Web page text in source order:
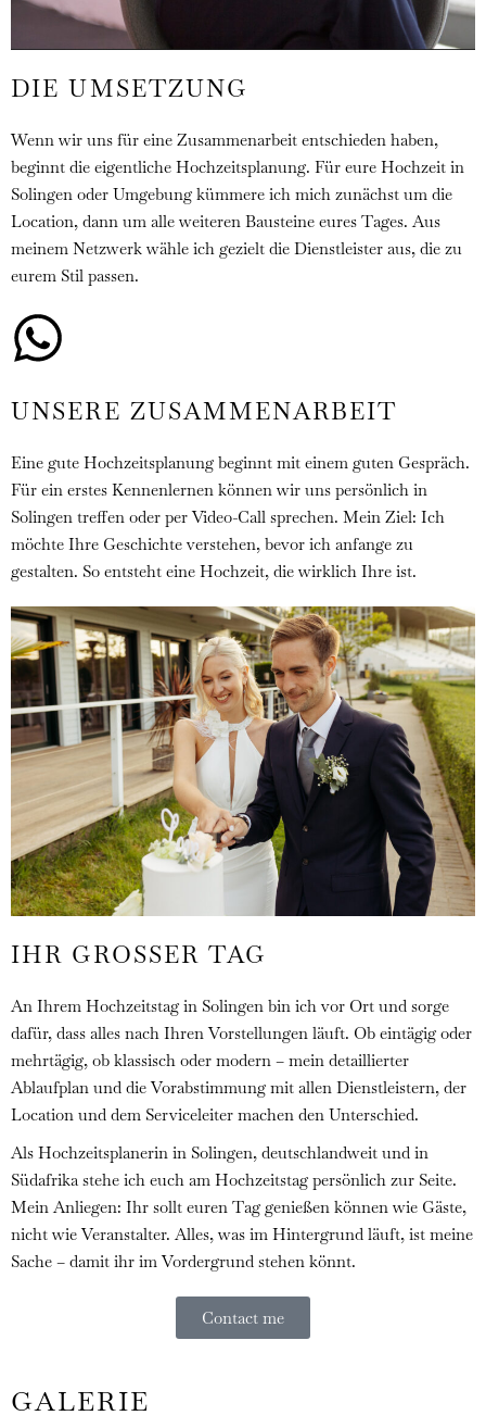
DIE UMSETZUNG
Wenn wir uns für eine Zusammenarbeit entschieden haben,
beginnt die eigentliche Hochzeitsplanung. Für eure Hochzeit in
Solingen oder Umgebung kümmere ich mich zunächst um die
Location, dann um alle weiteren Bausteine eures Tages. Aus
meinem Netzwerk wähle ich gezielt die Dienstleister aus, die zu
eurem Stil passen.
UNSERE ZUSAMMENARBEIT
Eine gute Hochzeitsplanung beginnt mit einem guten Gespräch.
Für ein erstes Kennenlernen können wir uns persönlich in
Solingen treffen oder per Video-Call sprechen. Mein Ziel: Ich
möchte Ihre Geschichte verstehen, bevor ich anfange zu
gestalten. So entsteht eine Hochzeit, die wirklich Ihre ist.
IHR GROSSER TAG
An Ihrem Hochzeitstag in Solingen bin ich vor Ort und sorge
dafür, dass alles nach Ihren Vorstellungen läuft. Ob eintägig oder
mehrtägig, ob klassisch oder modern – mein detaillierter
Ablaufplan und die Vorabstimmung mit allen Dienstleistern, der
Location und dem Serviceleiter machen den Unterschied.
Als Hochzeitsplanerin in Solingen, deutschlandweit und in
Südafrika stehe ich euch am Hochzeitstag persönlich zur Seite.
Mein Anliegen: Ihr sollt euren Tag genießen können wie Gäste,
nicht wie Veranstalter. Alles, was im Hintergrund läuft, ist meine
Sache – damit ihr im Vordergrund stehen könnt.
Contact me
GALERIE